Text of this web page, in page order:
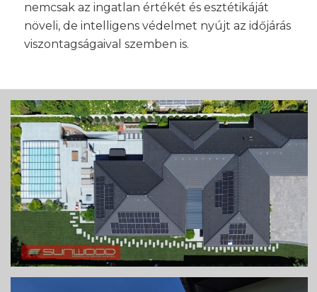
nemcsak az ingatlan értékét és esztétikáját
növeli, de intelligens védelmet nyújt az időjárás
viszontagságaival szemben is.